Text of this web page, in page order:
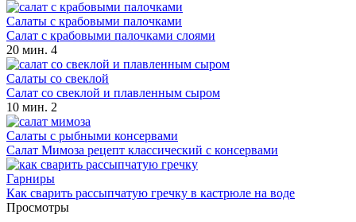
Салаты с крабовыми палочками
Салат с крабовыми палочками слоями
20 мин. 4
Салаты со свеклой
Салат со свеклой и плавленным сыром
10 мин. 2
Салаты с рыбными консервами
Салат Мимоза рецепт классический с консервами
Гарниры
Как сварить рассыпчатую гречку в кастрюле на воде
Просмотры